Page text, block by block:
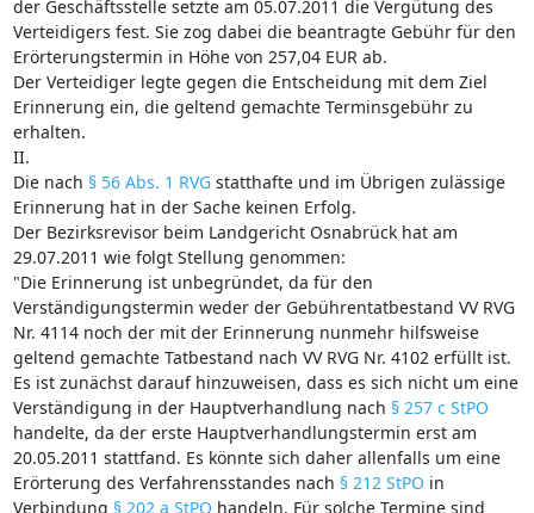
der Geschäftsstelle setzte am 05.07.2011 die Vergütung des
Verteidigers fest. Sie zog dabei die beantragte Gebühr für den
Erörterungstermin in Höhe von 257,04 EUR ab.
Der Verteidiger legte gegen die Entscheidung mit dem Ziel
Erinnerung ein, die geltend gemachte Terminsgebühr zu
erhalten.
II.
Die nach § 56 Abs. 1 RVGstatthafte und im Übrigen zulässige
Erinnerung hat in der Sache keinen Erfolg.
Der Bezirksrevisor beim Landgericht Osnabrück hat am
29.07.2011 wie folgt Stellung genommen:
"Die Erinnerung ist unbegründet, da für den
Verständigungstermin weder der Gebührentatbestand VV RVG
Nr. 4114 noch der mit der Erinnerung nunmehr hilfsweise
geltend gemachte Tatbestand nach VV RVG Nr. 4102 erfüllt ist.
Es ist zunächst darauf hinzuweisen, dass es sich nicht um eine
Verständigung in der Hauptverhandlung nach § 257 c StPO
handelte, da der erste Hauptverhandlungstermin erst am
20.05.2011 stattfand. Es könnte sich daher allenfalls um eine
Erörterung des Verfahrensstandes nach § 212 StPO in
Verbindung § 202 a StPO handeln. Für solche Termine sind